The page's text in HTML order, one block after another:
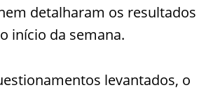
detalharam os resultados
início da semana.
levantados, o